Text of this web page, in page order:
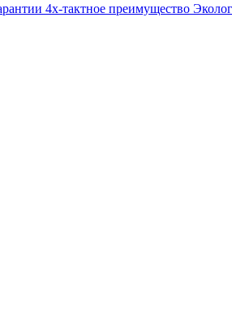
4х-тактное преимущество